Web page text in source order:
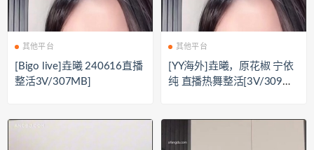
其他平台
[Bigo live]垚曦 240616直播
整活3V/307MB]
其他平台
[YY海外]垚曦，原花椒 宁依
纯 直播热舞整活[3V/309M